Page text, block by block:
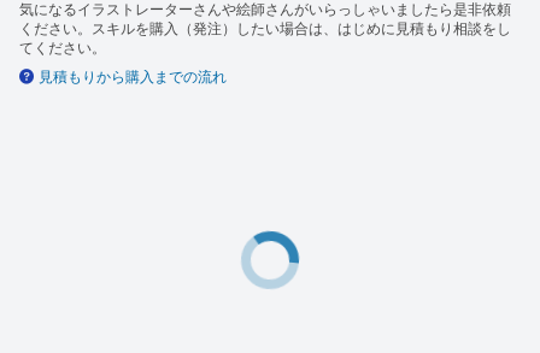
気になるイラストレーターさんや絵師さんがいらっしゃいましたら是非依頼
ください。スキルを購入（発注）したい場合は、はじめに見積もり相談をし
てください。
見積もりから購入までの流れ